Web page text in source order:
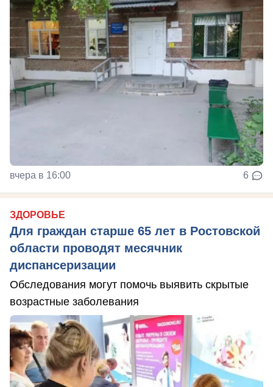
вчера в 16:00 6
ЗДОРОВЬЕ
Для граждан старше 65 лет в Ростовской
области проводят месячник
диспансеризации
Обследования могут помочь выявить скрытые
возрастные заболевания